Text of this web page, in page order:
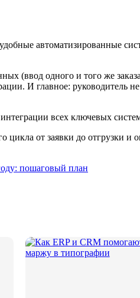
автоматизированные
(ввод одного и того же
И главное: руководитель
всех ключевых
цикла от заявки до
пошаговый план